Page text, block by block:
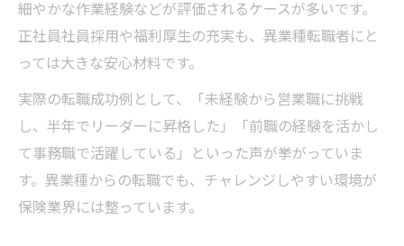
細やかな作業経験などが評価されるケースが多いです。
正社員社員採用や福利厚生の充実も、異業種転職者にと
っては大きな安心材料です。
実際の転職成功例として、「未経験から営業職に挑戦
し、半年でリーダーに昇格した」「前職の経験を活かし
て事務職で活躍している」といった声が挙がっていま
す。異業種からの転職でも、チャレンジしやすい環境が
保険業界には整っています。